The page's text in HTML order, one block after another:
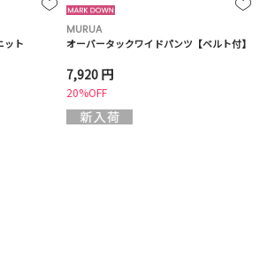
ット
MURUA
オーバータックワイドパンツ【ベルト付】
7,920 円
20%OFF